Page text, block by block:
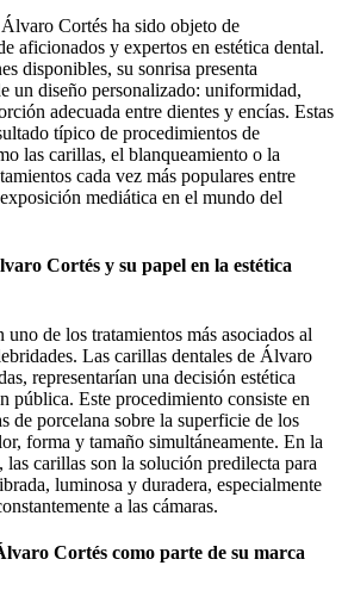
Cortés ha sido objeto de
aficionados y expertos en estética dental.
disponibles, su sonrisa presenta
un diseño personalizado: uniformidad,
adecuada entre dientes y encías. Estas
típico de procedimientos de
las carillas, el blanqueamiento o la
cada vez más populares entre
mediática en el mundo del
Cortés y su papel en la estética
uno de los tratamientos más asociados al
Las carillas dentales de Álvaro
representarían una decisión estética
pública. Este procedimiento consiste en
de porcelana sobre la superficie de los
forma y tamaño simultáneamente. En la
las carillas son la solución predilecta para
luminosa y duradera, especialmente
a las cámaras.
Cortés como parte de su marca